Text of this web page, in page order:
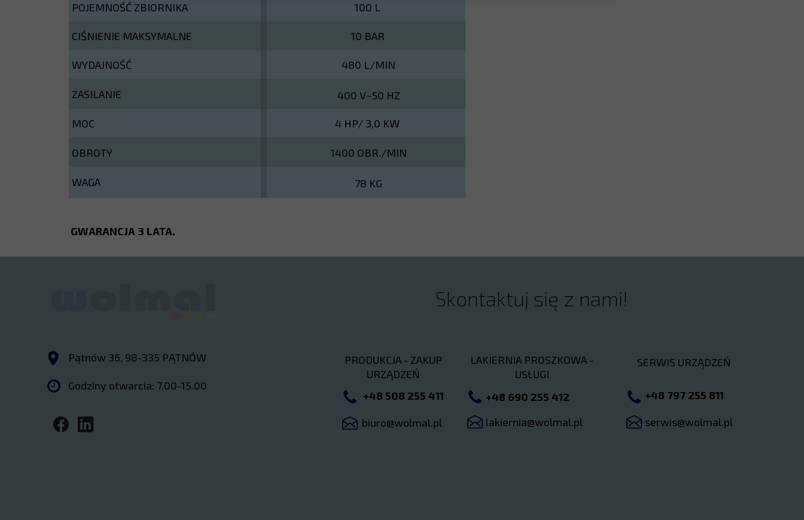
78 KG
1400 OBR./MIN
4 HP/ 3,0 KW
400 V~50 HZ
480 L/MIN
10 BAR
WAGA
OBROTY
MOC
ZASILANIE
CIŚNIENIE MAKSYMALNE
WYDAJNOŚĆ
100 L
POJEMNOŚĆ ZBIORNIKA
GWARANCJA 3 LATA.
Pątnów 36, 98-335 PĄTNÓW
Godziny otwarcia: 7.00-15.00
PRODUKCJA - ZAKUP
URZĄDZEŃ
+48 508 255 411
biuro@wolmal.pl
LAKIERNIA PROSZKOWA -
USŁUGI
+48 690 255 412
lakiernia@wolmal.pl
SERWIS URZĄDZEŃ
+48 797 255 811
serwis@wolmal.pl
Skontaktuj się z nami!